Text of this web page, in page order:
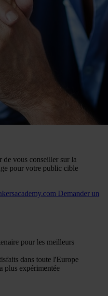
de vous conseiller sur la
pour votre public cible
Demander un
pour les meilleurs
dans toute l'Europe
plus expérimentée